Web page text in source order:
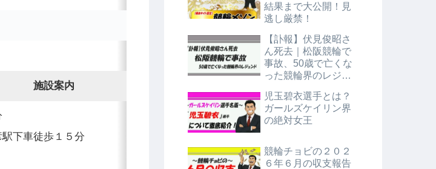
施設案内
下車徒歩１５分
結果まで大公開！見
逃し厳禁！
【訃報】伏見俊昭さ
ん死去｜松阪競輪で
事故、50歳で亡くな
った競輪界のレジェ
児玉碧衣選手とは？
ガールズケイリン界
の絶対女王
競輪チョビの２０２
６年６月の収支報告